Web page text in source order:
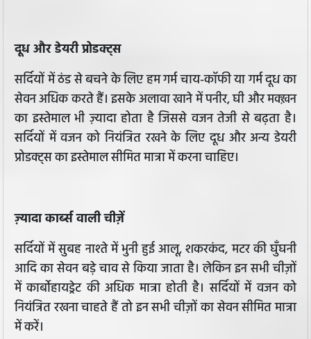
दूध और डेयरी प्रोडक्ट्स
सर्दियों में ठंड से बचने के लिए हम गर्म चाय-कॉफी या गर्म दूध का
सेवन अधिक करते हैं। इसके अलावा खाने में पनीर, घी और मक्ख़न
का इस्तेमाल भी ज़्यादा होता है जिससे वजन तेजी से बढ़ता है।
सर्दियों में वजन को नियंत्रित रखने के लिए दूध और अन्य डेयरी
प्रोडक्ट्स का इस्तेमाल सीमित मात्रा में करना चाहिए।
ज़्यादा कार्ब्स वाली चीज़ें
सर्दियों में सुबह नाश्ते में भुनी हुई आलू, शकरकंद, मटर की घुँघनी
आदि का सेवन बड़े चाव से किया जाता है। लेकिन इन सभी चीज़ों
में कार्बोहायड्रेट की अधिक मात्रा होती है। सर्दियों में वजन को
नियंत्रित रखना चाहते हैं तो इन सभी चीज़ों का सेवन सीमित मात्रा
में करें।